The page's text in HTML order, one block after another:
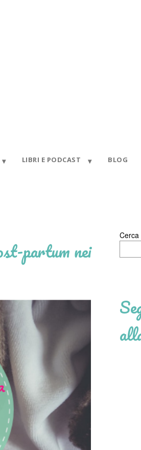
LIBRI E PODCAST BLOG
partum nei
Cerca